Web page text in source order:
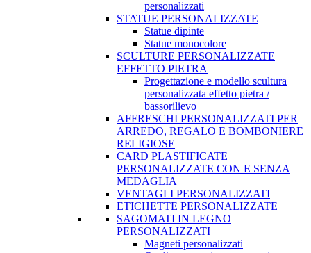
personalizzati
STATUE PERSONALIZZATE
Statue dipinte
Statue monocolore
SCULTURE PERSONALIZZATE
EFFETTO PIETRA
Progettazione e modello scultura
personalizzata effetto pietra /
bassorilievo
AFFRESCHI PERSONALIZZATI PER
ARREDO, REGALO E BOMBONIERE
RELIGIOSE
CARD PLASTIFICATE
PERSONALIZZATE CON E SENZA
MEDAGLIA
VENTAGLI PERSONALIZZATI
ETICHETTE PERSONALIZZATE
SAGOMATI IN LEGNO
PERSONALIZZATI
Magneti personalizzati